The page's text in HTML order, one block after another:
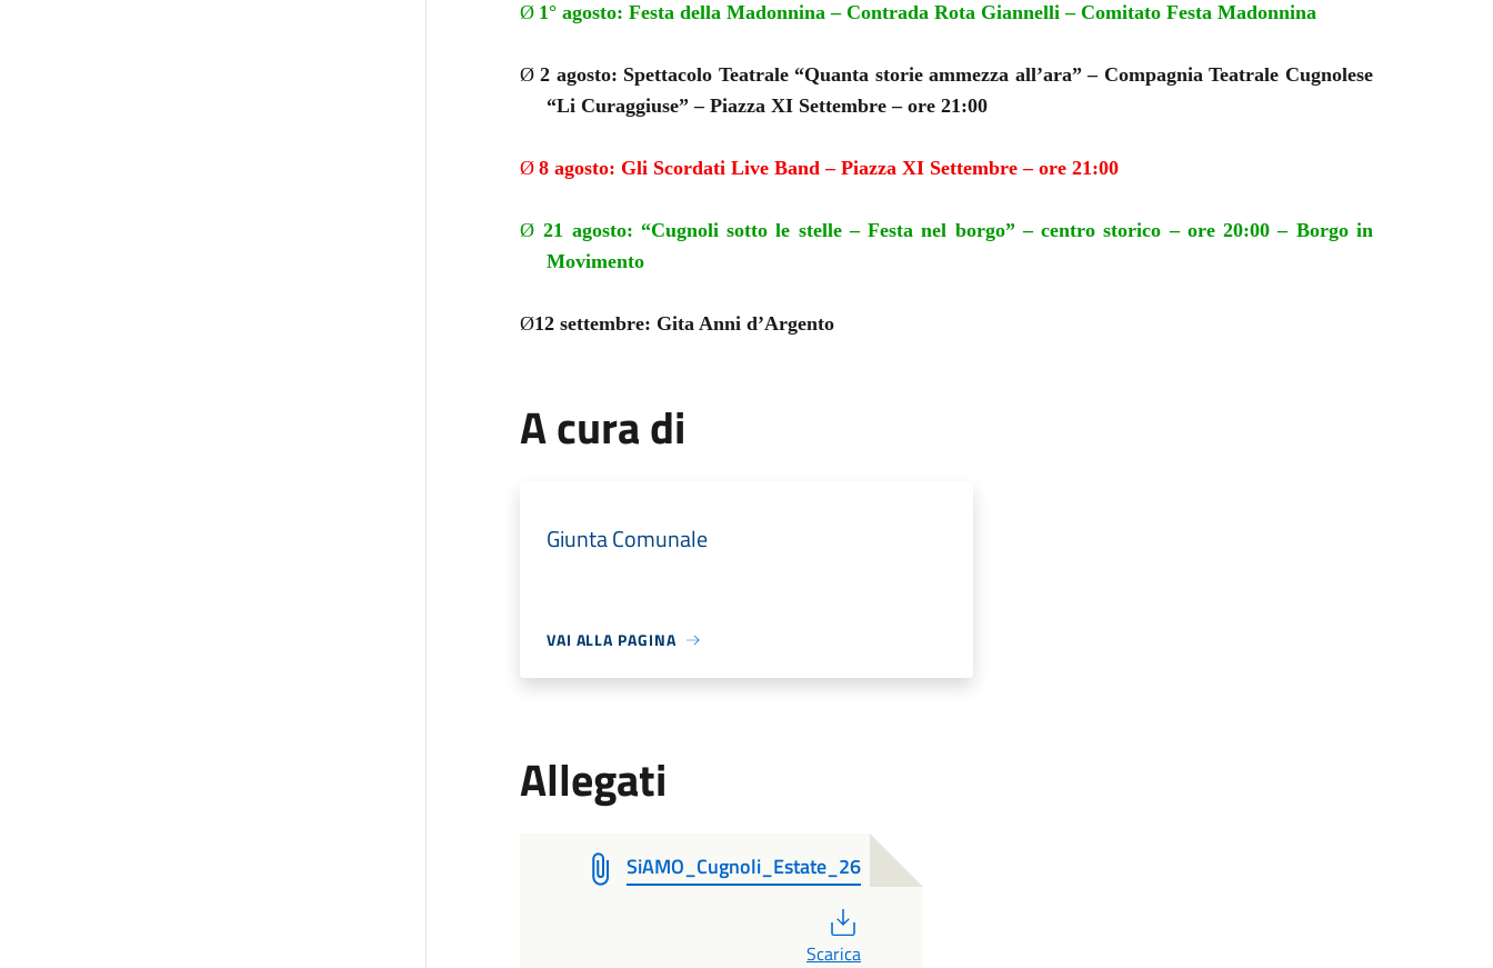
Ø 1° agosto: Festa della Madonnina – Contrada Rota Giannelli – Comitato Festa Madonnina
Ø 2 agosto: Spettacolo Teatrale “Quanta storie ammezza all’ara” – Compagnia Teatrale Cugnolese
“Li Curaggiuse” – Piazza XI Settembre – ore 21:00
Ø 8 agosto: Gli Scordati Live Band – Piazza XI Settembre – ore 21:00
Ø 21 agosto: “Cugnoli sotto le stelle – Festa nel borgo” – centro storico – ore 20:00 – Borgo in
Movimento
Ø12 settembre: Gita Anni d’Argento
A cura di
Giunta Comunale
VAI ALLA PAGINA
Allegati
SiAMO_Cugnoli_Estate_26
Scarica